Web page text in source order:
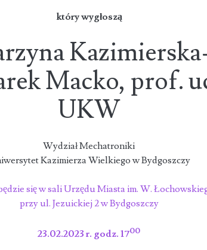
który wygłoszą
Macko, prof.
UKW
Wydział Mechatroniki
Kazimierza Wielkiego w Bydgoszczy
się w sali Urzędu Miasta im. W.
przy ul. Jezuickiej 2 w Bydgoszczy
23.02.2023 r. godz. 1700